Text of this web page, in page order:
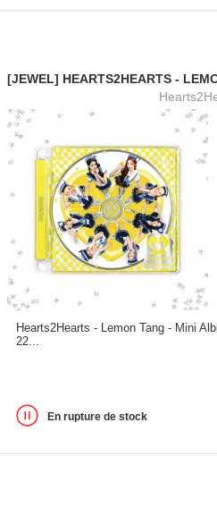
[JEWEL] HEARTS2HEARTS -
Hearts2Hearts - Lemon Tang - Mini
22...
En rupture de stock